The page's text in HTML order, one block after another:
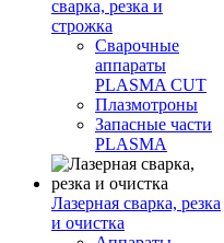
сварка, резка и
строжка
Сварочные
аппараты
PLASMA CUT
Плазмотроны
Запасные части
PLASMA
Лазерная сварка, резка
и очистка